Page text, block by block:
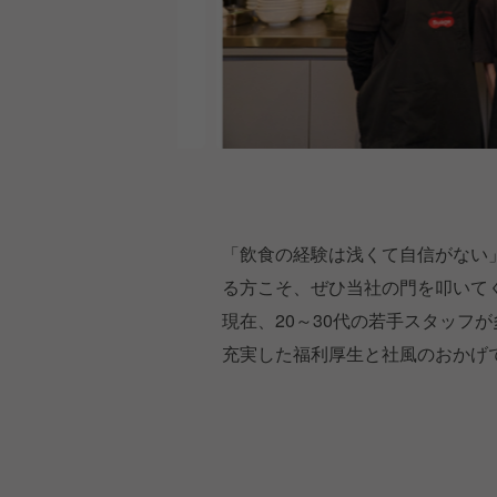
「飲食の経験は浅くて自信がな
る方こそ、ぜひ当社の門を叩いて
現在、20～30代の若手スタッフ
充実した福利厚生と社風のおか